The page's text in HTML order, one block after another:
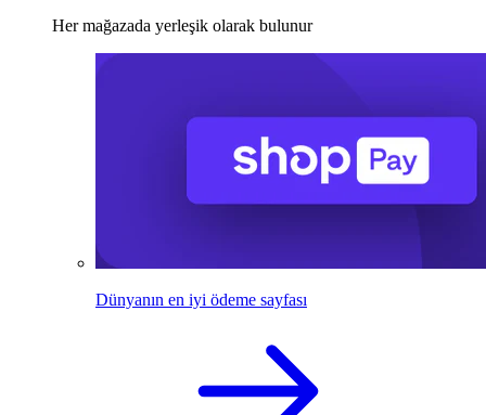
Her mağazada yerleşik olarak bulunur
Dünyanın en iyi ödeme sayfası